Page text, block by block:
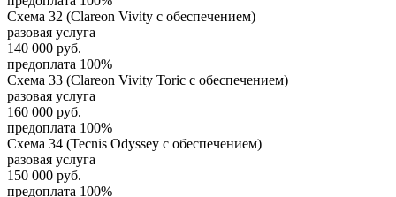
Схема 32 (Clareon Vivity с обеспечением)
разовая услуга
140 000 руб.
предоплата 100%
Схема 33 (Clareon Vivity Toric с обеспечением)
разовая услуга
160 000 руб.
предоплата 100%
Схема 34 (Tecnis Odyssey с обеспечением)
разовая услуга
150 000 руб.
предоплата 100%